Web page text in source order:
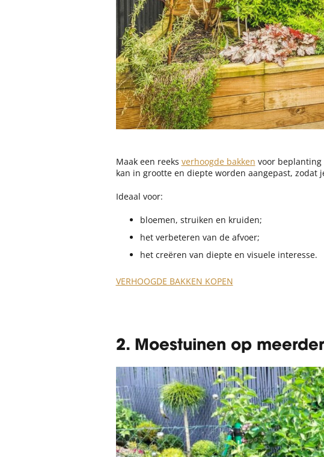
Maak een reeks verhoogde bakken voor beplanting
kan in grootte en diepte worden aangepast,
Ideaal voor:
bloemen, struiken en kruiden;
het verbeteren van de afvoer;
het creëren van diepte en visuele interesse.
VERHOOGDE BAKKEN KOPEN
2. Moestuinen op